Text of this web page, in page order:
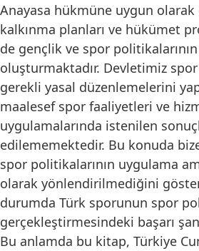
Anayasa hükmüne uygun olarak
kalkınma planları ve hükümet
de gençlik ve spor
oluşturmaktadır. Devletimiz spor
gerekli yasal düzenlemelerini
maalesef spor faaliyetleri ve
uygulamalarında istenilen
edilememektedir. Bu konuda
spor politikalarının uygulama
olarak yönlendirilmediğini
durumda Türk sporunun spor
gerçekleştirmesindeki başarı
Bu anlamda bu kitap, Türkiye